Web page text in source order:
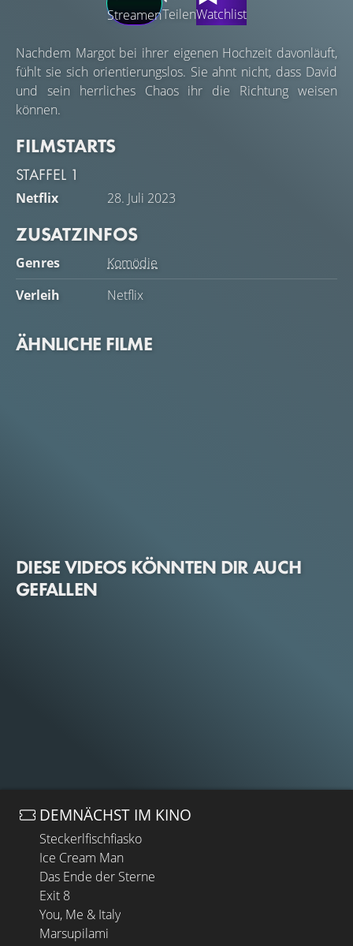
StreamenTeilenWatchlist
Nachdem Margot bei ihrer eigenen Hochzeit davonläuft,
fühlt sie sich orientierungslos. Sie ahnt nicht, dass David
und sein herrliches Chaos ihr die Richtung weisen
können.
FILMSTARTS
STAFFEL 1
Netflix 28. Juli 2023
ZUSATZINFOS
Genres
Komödie
Verleih
Netflix
ÄHNLICHE FILME
DIESE VIDEOS KÖNNTEN DIR AUCH
GEFALLEN
DEMNÄCHST IM KINO
Steckerlfischfiasko
Ice Cream Man
Das Ende der Sterne
Exit 8
You, Me & Italy
Marsupilami